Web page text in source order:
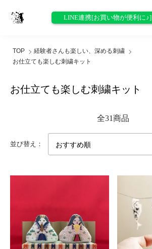
LINE連携[お買い物が便利に♪]
TOP
経験者さんも楽しい、深める刺繍
お仕立ても楽しむ刺繍キット
お仕立ても楽しむ刺繍キット
全31商品
並び替え：